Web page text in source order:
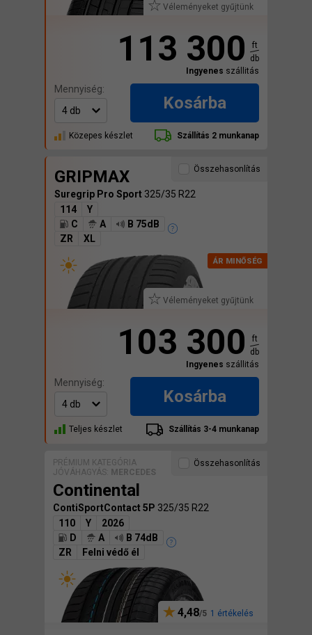
Véleményeket gyűjtünk
113 300
ft
db
Ingyenes szállitás
Mennyiség:
Kosárba
Közepes készlet Szállítás 2 munkanap
GRIPMAX
Suregrip Pro Sport 325/35 R22
114
Y
C
A
B 75dB
ZR
XL
Véleményeket gyűjtünk
Összehasonlítás
103 300
ft
db
Ingyenes szállitás
Mennyiség:
Kosárba
Teljes készlet Szállítás 3-4 munkanap
PRÉMIUM KATEGÓRIA
JÓVÁHAGYÁS:
MERCEDES
Continental
ContiSportContact 5P 325/35 R22
110
Y
2026
D
A
B 74dB
ZR
Felni védő él
4,48 1 értékelés
Összehasonlítás